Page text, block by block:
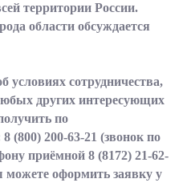
территории России.
области обсуждается
сотрудничества,
других интересующих
по
8 (800) 200-63-21 (звонок по
приёмной 8 (8172) 21-62-
можете оформить заявку у